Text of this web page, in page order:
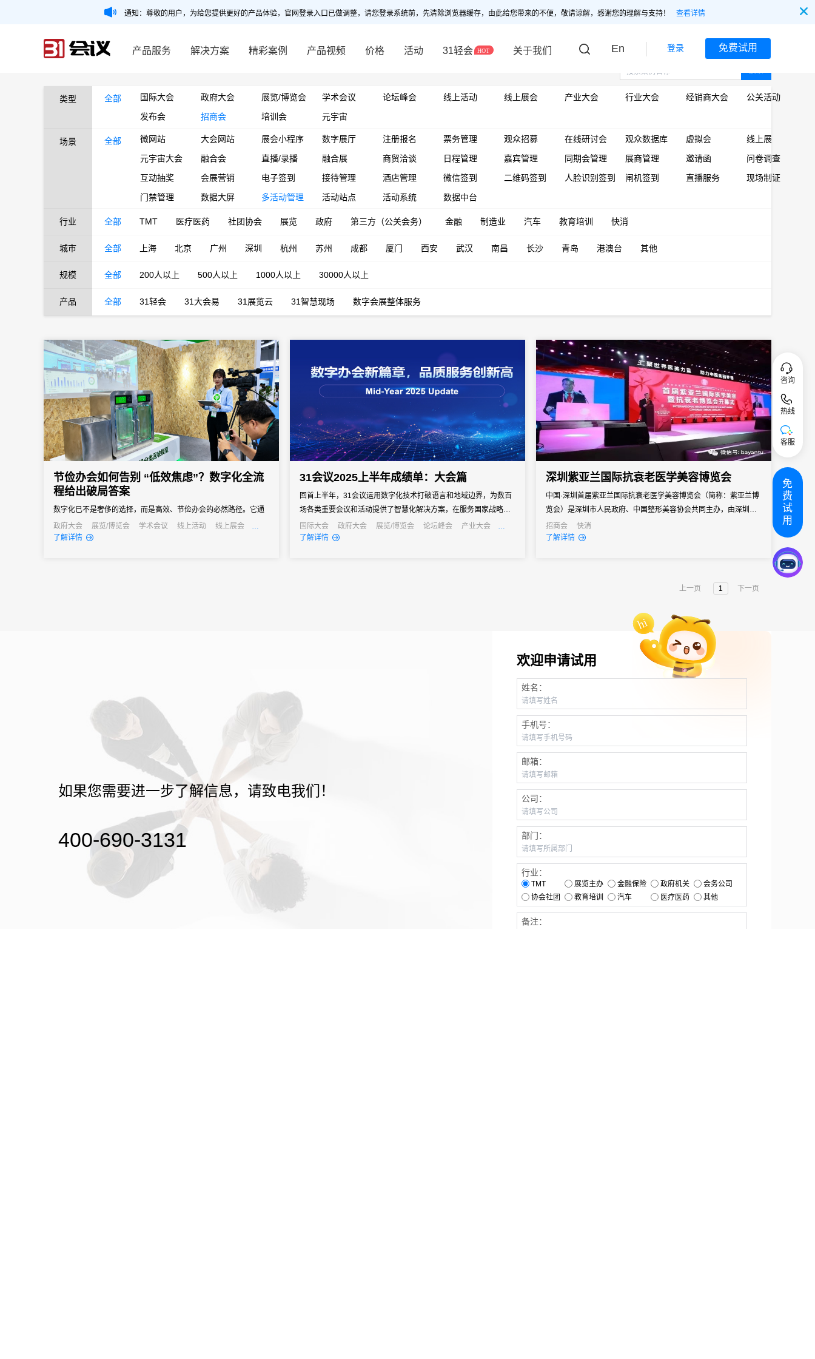
通知：尊敬的用户，为给您提供更好的产品体验，官网登录入口已做调整，请您登录系统前，先清除浏览器缓存，由此给您带来的不便，敬请谅解，感谢您的理解与支持！ 查看详情
产品服务 解决方案 精彩案例 产品视频 价格 活动 31轻会 关于我们 En 登录 免费试用
类型 全部 国际大会 政府大会 展览/博览会 学术会议 论坛峰会 线上活动 线上展会 产业大会 行业大会 经销商大会
公关活动
发布会
招商会 培训会 元宇宙
场景 全部 微网站 大会网站 展会小程序 数字展厅 注册报名 票务管理 观众招募 在线研讨会 观众数据库 虚拟会
线上展
元宇宙大会
融合会 直播/录播 融合展 商贸洽谈 日程管理 嘉宾管理 同期会管理 展商管理 邀请函
问卷调查
互动抽奖
会展营销 电子签到 接待管理 酒店管理 微信签到 二维码签到 人脸识别签到 闸机签到 直播服务
现场制证
门禁管理
数据大屏 多活动管理 活动站点 活动系统 数据中台
行业 全部 TMT 医疗医药 社团协会 展览 政府 第三方（公关会务） 金融 制造业 汽车 教育培训 快消
城市 全部 上海 北京 广州 深圳 杭州 苏州 成都 厦门 西安 武汉 南昌 长沙 青岛 港澳台 其他
规模 全部 200人以上 500人以上 1000人以上 30000人以上
产品 全部 31轻会 31大会易 31展览云 31智慧现场 数字会展整体服务
节俭办会如何告别 “低效焦虑”？数字化全流
程给出破局答案
数字化已不是奢侈的选择，而是高效、节俭办会的必然路径。它通
过技术手段打通会议管理的各个环节，用自动化替代人工操作、以
数据化驱动决策、以无纸化践行绿色理念，最终实现成本降低与效
政府大会 展览/博览会 学术会议 线上活动
线上展会
公关活动
招商会
了解详情
31会议2025上半年成绩单：大会篇
回首上半年，31会议运用数字化技术打破语言和地域边界，为数百
场各类重要会议和活动提供了智慧化解决方案，在服务国家战略、
促进国际合作、推动产业发展中发挥了重要的数字化支撑作用。年
中之际，让我们一同回顾上半年的精彩案例，探寻数字化服务如何
国际大会 政府大会 展览/博览会 论坛峰会
产业大会
行业大会
经销商大会
了解详情
深圳紫亚兰国际抗衰老医学美容博览会
中国·深圳首届紫亚兰国际抗衰老医学美容博览会（简称：紫亚兰博
览会）是深圳市人民政府、中国整形美容协会共同主办，由深圳市
罗湖区人民政府、深圳市卫生和计划生育委员会、紫亚兰国际会展
（深圳）有限公司等共同承办的抗衰老医学美容盛会，是中国抗衰
招商会
快消
了解详情
上一页 1 下一页
如果您需要进一步了解信息，请致电我们！
400-690-3131
欢迎申请试用
姓名：
手机号：
邮箱：
公司：
部门：
行业：
TMT 展览主办 金融保险 政府机关
会务公司
协会社团
教育培训 汽车 医疗医药 其他
备注：
咨询
热线
客服
免
费
试
用